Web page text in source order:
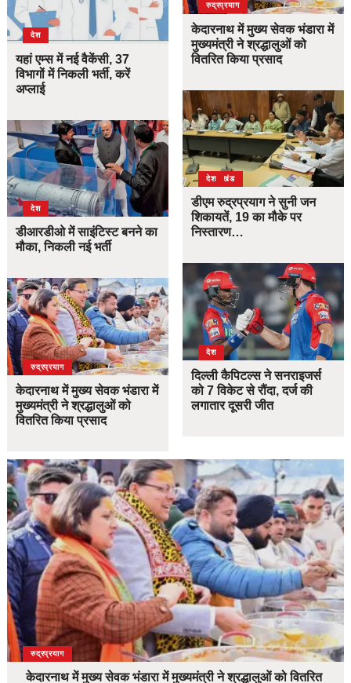
देश
यहां एम्स में नई वैकेंसी, 37
विभागों में निकली भर्ती, करें
अप्लाई
देश
डीआरडीओ में साइंटिस्ट बनने का
मौका, निकली नई भर्ती
उत्तराखंड
देश
रुद्रप्रयाग
केदारनाथ में मुख्य सेवक भंडारा में
मुख्यमंत्री ने श्रद्धालुओं को
वितरित किया प्रसाद
उत्तराखंड
देश
रुद्रप्रयाग
केदारनाथ में मुख्य सेवक भंडारा में
मुख्यमंत्री ने श्रद्धालुओं को
वितरित किया प्रसाद
उत्तराखंड
देश
डीएम रुद्रप्रयाग ने सुनी जन
शिकायतें, 19 का मौके पर
निस्तारण…
देश
दिल्ली कैपिटल्स ने सनराइजर्स
को 7 विकेट से रौंदा, दर्ज की
लगातार दूसरी जीत
उत्तराखंड
देश
रुद्रप्रयाग
केदारनाथ में मुख्य सेवक भंडारा में मुख्यमंत्री ने श्रद्धालुओं को वितरित